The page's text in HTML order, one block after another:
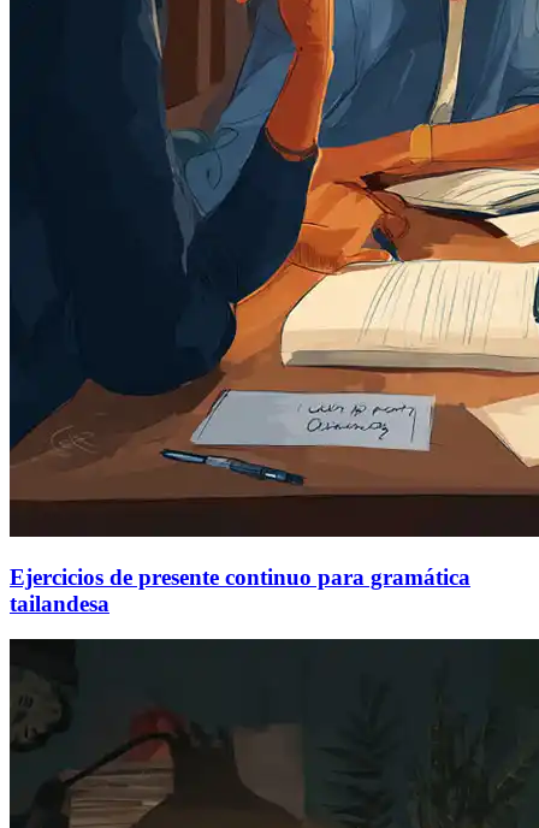
Ejercicios de presente continuo para gramática
tailandesa